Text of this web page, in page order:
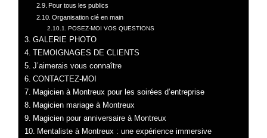
Pour tous les publics
Organisation clé en main
POSEZ-MOI VOS QUESTIONS
GALERIE PHOTO
TEMOIGNAGES DE CLIENTS
J’aimerais vous connaître
CONTACTEZ-MOI
Magicien à Montreux pour les soirées d’entreprise
Magicien mariage à Montreux
Magicien pour anniversaire à Montreux
Mentaliste à Montreux : une expérience immersive